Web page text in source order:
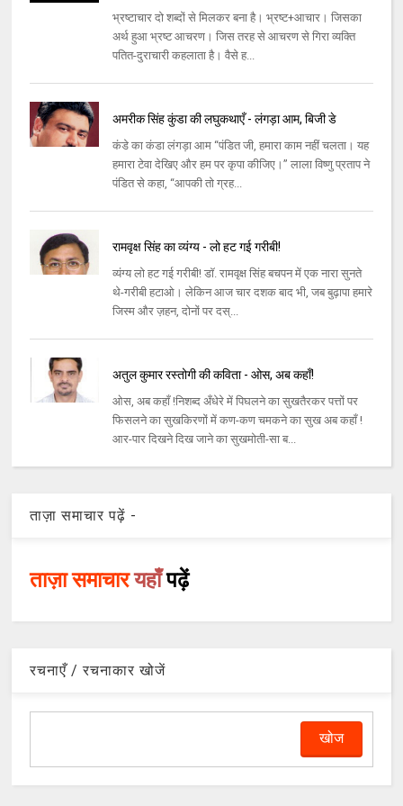
भ्रष्‍टाचार दो शब्‍दों से मिलकर बना है। भ्रष्‍ट+आचार। जिसका
अर्थ हुआ भ्रष्‍ट आचरण। जिस तरह से आचरण से गिरा व्‍यक्‍ति
पतित-दुराचारी कहलाता है। वैसे ह...
अमरीक सिंह कुंडा की लघुकथाएँ - लंगड़ा आम, बिजी डे
कंडे का कंडा लंगड़ा आम ‘‘पंडित जी, हमारा काम नहीं चलता। यह
हमारा टेवा देखिए और हम पर कृपा कीजिए।’’ लाला विष्णु प्रताप ने
पंडित से कहा, ‘‘आपकी तो ग्रह...
रामवृक्ष सिंह का व्यंग्य - लो हट गई गरीबी!
व्यंग्य लो हट गई गरीबी! डॉ. रामवृक्ष सिंह बचपन में एक नारा सुनते
थे-गरीबी हटाओ। लेकिन आज चार दशक बाद भी, जब बुढ़ापा हमारे
जिस्म और ज़हन, दोनों पर दस्...
अतुल कुमार रस्तोगी की कविता - ओस, अब कहाँ!
ओस, अब कहाँ !निशब्द अँधेरे में पिघलने का सुखतैरकर पत्तों पर
फिसलने का सुखकिरणों में कण-कण चमकने का सुख अब कहाँ !
आर-पार दिखने दिख जाने का सुखमोती-सा ब...
ताज़ा समाचार पढ़ें -
ताज़ा समाचारयहाँपढ़ें
रचनाएँ / रचनाकार खोजें